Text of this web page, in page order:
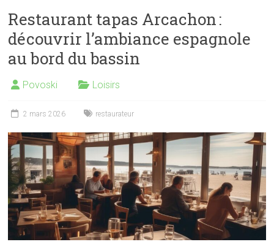
Restaurant tapas Arcachon :
découvrir l’ambiance espagnole
au bord du bassin
Povoski Loisirs
2 mars 2026 restaurateur